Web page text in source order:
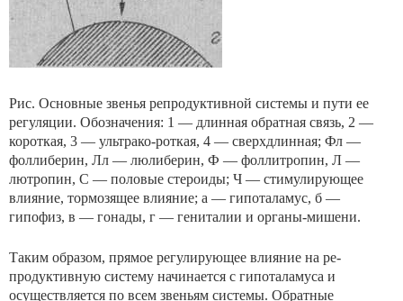
Рис. Основные звенья репродуктивной системы и пути ее
регуляции. Обозначения: 1 — длинная обратная связь, 2 —
короткая, 3 — ультрако-роткая, 4 — сверхдлинная; Фл —
фоллиберин, Лл — люлиберин, Ф — фоллитропин, Л —
лютропин, С — половые стероиды; Ч — стимулирующее
влияние, тормозящее влияние; а — гипоталамус, б —
гипофиз, в — гонады, г — гениталии и органы-мишени.
Таким образом, прямое регулирующее влияние на ре-
продуктивную систему начинается с гипоталамуса и
осуществляется по всем звеньям системы. Обратные